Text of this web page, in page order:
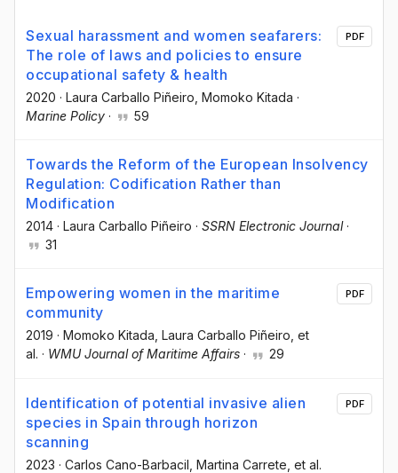
Sexual harassment and women seafarers:
The role of laws and policies to ensure
occupational safety & health
2020 · Laura Carballo Piñeiro , Momoko Kitada ·
Marine Policy · 59
PDF
Towards the Reform of the European Insolvency
Regulation: Codification Rather than
Modification
2014 · Laura Carballo Piñeiro · SSRN Electronic Journal·
31
Empowering women in the maritime
community
2019 · Momoko Kitada , Laura Carballo Piñeiro , et
al. · WMU Journal of Maritime Affairs · 29
PDF
Identification of potential invasive alien
species in Spain through horizon
scanning
2023 · Carlos Cano-Barbacil , Martina Carrete , et al.
PDF